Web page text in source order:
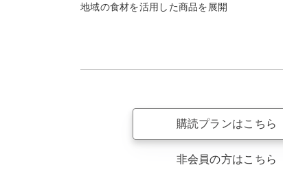
地域の食材を活用した商品を展開
購読プランはこちら
非会員の方はこちら